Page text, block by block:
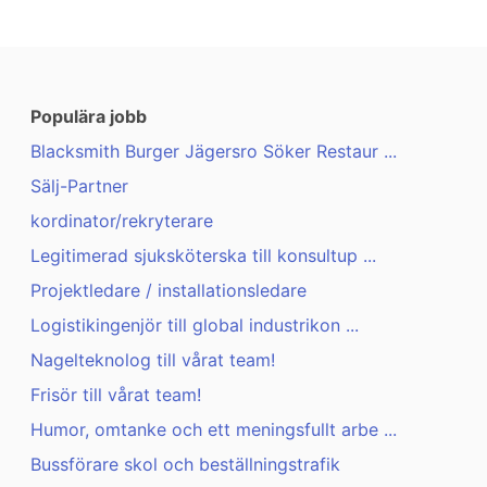
Populära jobb
Blacksmith Burger Jägersro Söker Restaur ...
Sälj-Partner
kordinator/rekryterare
Legitimerad sjuksköterska till konsultup ...
Projektledare / installationsledare
Logistikingenjör till global industrikon ...
Nagelteknolog till vårat team!
Frisör till vårat team!
Humor, omtanke och ett meningsfullt arbe ...
Bussförare skol och beställningstrafik